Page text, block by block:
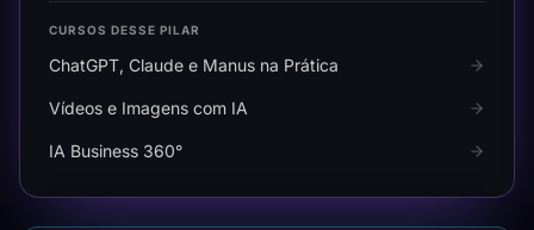
CURSOS DESSE PILAR
ChatGPT, Claude e Manus na Prática
Vídeos e Imagens com IA
IA Business 360°